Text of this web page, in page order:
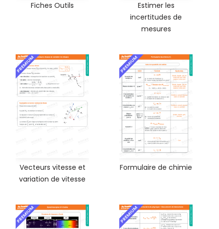
Fiches Outils
Estimer les
incertitudes de
mesures
PREMIUM
Vecteurs vitesse et
variation de vitesse
PREMIUM
Formulaire de chimie
PREMIUM PREMIUM